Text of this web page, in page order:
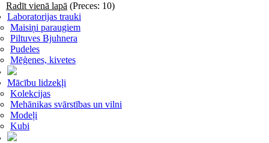
Radīt vienā lapā (Preces: 10)
Laboratorijas trauki
Maisiņi paraugiem
Piltuves Bjuhnera
Pudeles
Mēģenes, kivetes
Mācību lidzekļi
Kolekcijas
Mehānikas svārstības un vilni
Modeļi
Kubi